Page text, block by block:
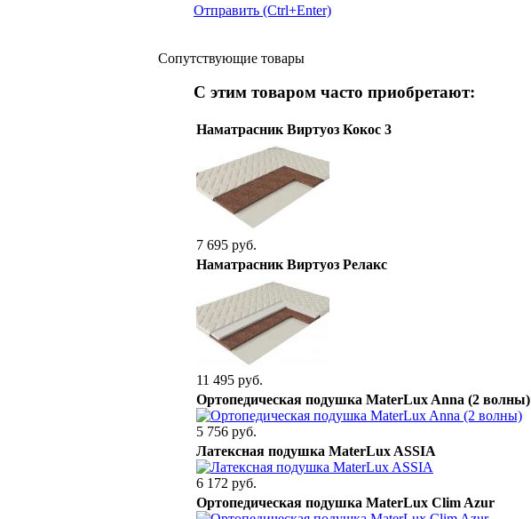
Отправить (Ctrl+Enter)
Сопутствующие товары
С этим товаром часто приобретают:
Наматрасник Виртуоз Кокос 3
7 695 руб.
Наматрасник Виртуоз Релакс
11 495 руб.
Ортопедическая подушка MaterLux Anna (2 волны)
5 756 руб.
Латексная подушка MaterLux ASSIA
6 172 руб.
Ортопедическая подушка MaterLux Clim Azur